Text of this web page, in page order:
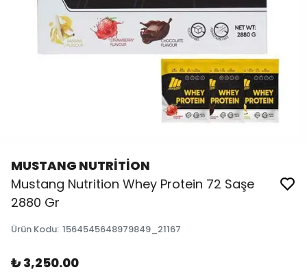
MUSTANG NUTRİTİON
Mustang Nutrition Whey Protein 72 Saşe
2880 Gr
Ürün Kodu: 1564545648979849_21167
₺ 3,250.00